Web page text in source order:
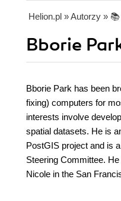
Helion.pl » Autorzy » 📚
Bborie
Bborie Park has been
fixing) computers for
interests involve
spatial datasets. He is
PostGIS project and is
Steering Committee.
Nicole in the San